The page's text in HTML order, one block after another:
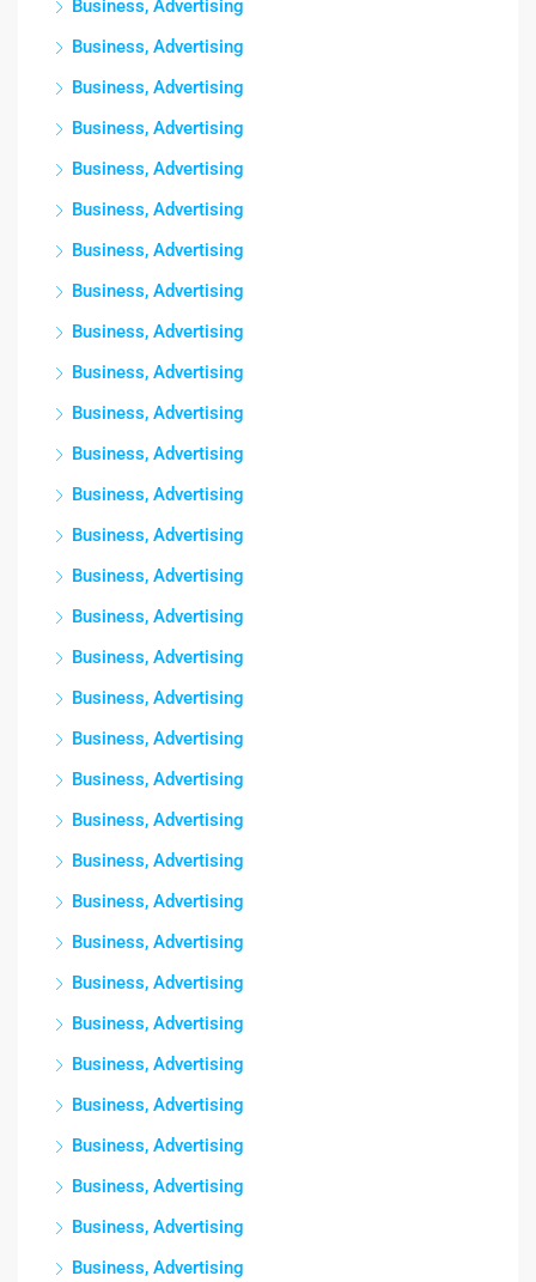
Business, Advertising
Business, Advertising
Business, Advertising
Business, Advertising
Business, Advertising
Business, Advertising
Business, Advertising
Business, Advertising
Business, Advertising
Business, Advertising
Business, Advertising
Business, Advertising
Business, Advertising
Business, Advertising
Business, Advertising
Business, Advertising
Business, Advertising
Business, Advertising
Business, Advertising
Business, Advertising
Business, Advertising
Business, Advertising
Business, Advertising
Business, Advertising
Business, Advertising
Business, Advertising
Business, Advertising
Business, Advertising
Business, Advertising
Business, Advertising
Business, Advertising
Business, Advertising